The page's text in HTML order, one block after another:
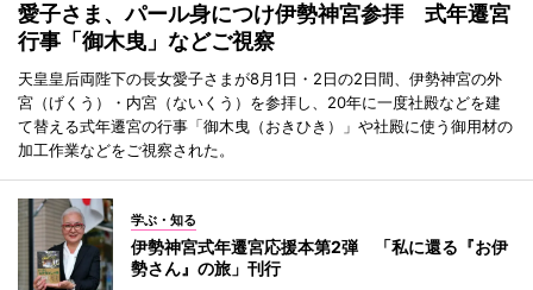
愛子さま、パール身につけ伊勢神宮参拝 式年遷宮
行事「御木曳」などご視察
天皇皇后両陛下の長女愛子さまが8月1日・2日の2日間、伊勢神宮の外
宮（げくう）・内宮（ないくう）を参拝し、20年に一度社殿などを建
て替える式年遷宮の行事「御木曳（おきひき）」や社殿に使う御用材の
加工作業などをご視察された。
学ぶ・知る
伊勢神宮式年遷宮応援本第2弾 「私に還る『お伊
勢さん』の旅」刊行